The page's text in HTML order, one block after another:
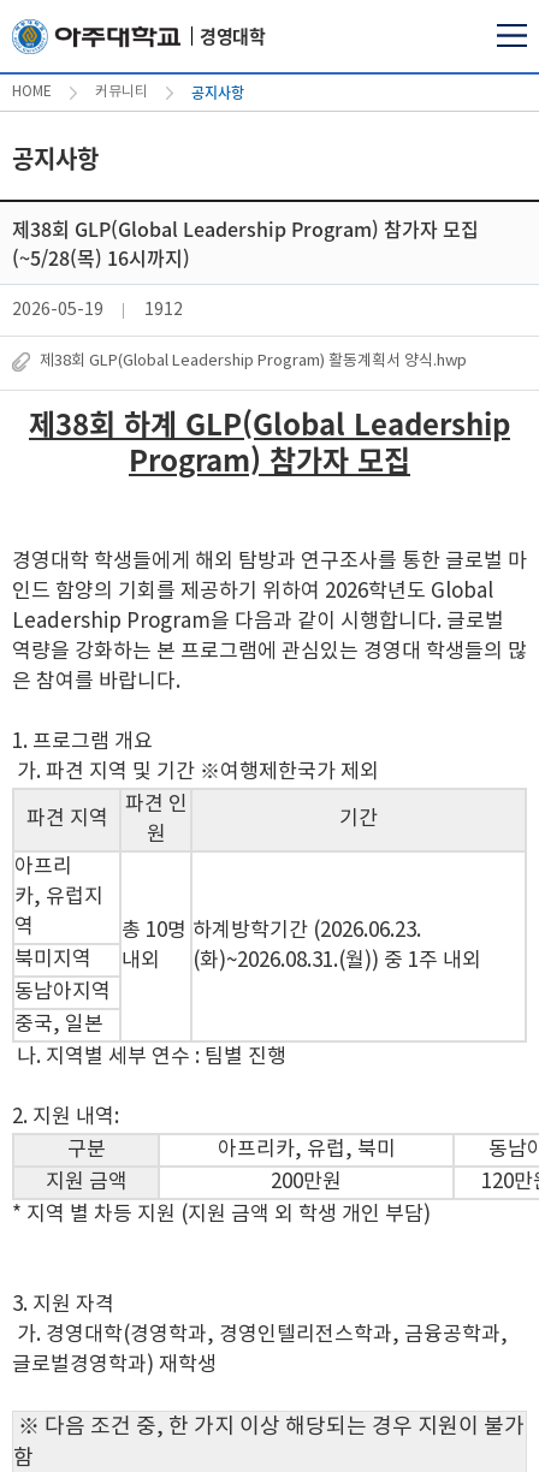
경영대학
HOME 커뮤니티 공지사항
공지사항
제38회 GLP(Global Leadership Program) 참가자 모집
(~5/28(목) 16시까지)
2026-05-19 1912
제38회 GLP(Global Leadership Program) 활동계획서 양식.hwp
제38회 하계 GLP(Global Leadership
Program) 참가자 모집
경영대학 학생들에게 해외 탐방과 연구조사를 통한 글로벌 마
인드 함양의 기회를 제공하기 위하여 2026학년도 Global
Leadership Program을 다음과 같이 시행합니다. 글로벌
역량을 강화하는 본 프로그램에 관심있는 경영대 학생들의 많
은 참여를 바랍니다.
1. 프로그램 개요
가. 파견 지역 및 기간 ※여행제한국가 제외
파견 지역
파견 인
원
기간
아프리
카, 유럽지
역
총 10명
내외
하계방학기간 (2026.06.23.
(화)~2026.08.31.(월)) 중 1주 내외
북미지역
동남아지역
중국, 일본
나. 지역별 세부 연수 : 팀별 진행
2. 지원 내역:
구분
아프리카, 유럽, 북미
동남
지원 금액
200만원
120만
* 지역 별 차등 지원 (지원 금액 외 학생 개인 부담)
3. 지원 자격
가. 경영대학(경영학과, 경영인텔리전스학과, 금융공학과,
글로벌경영학과) 재학생
※ 다음 조건 중, 한 가지 이상 해당되는 경우 지원이 불가
함